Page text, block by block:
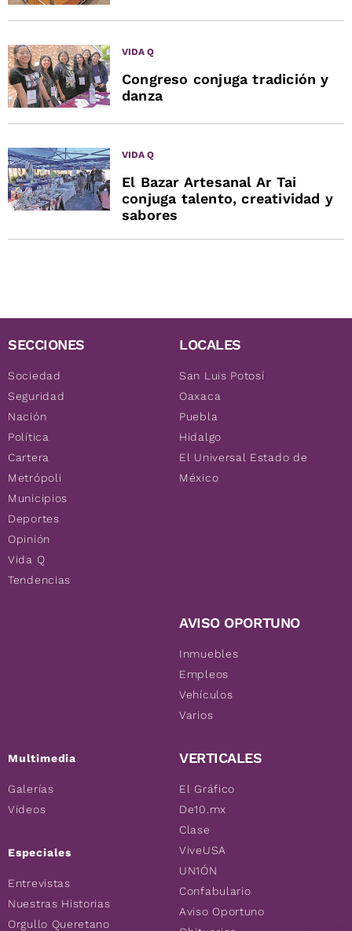
VIDA Q
Congreso conjuga tradición y
danza
VIDA Q
El Bazar Artesanal Ar Tai
conjuga talento, creatividad y
sabores
SECCIONES
Sociedad
Seguridad
Nación
Política
Cartera
Metrópoli
Municipios
Deportes
Opinión
Vida Q
Tendencias
Multimedia
Galerías
Videos
Especiales
Entrevistas
Nuestras Historias
Orgullo Queretano
LOCALES
San Luis Potosí
Oaxaca
Puebla
Hidalgo
El Universal Estado de
México
AVISO OPORTUNO
Inmuebles
Empleos
Vehículos
Varios
VERTICALES
El Gráfico
De10.mx
Clase
ViveUSA
UN1ÓN
Confabulario
Aviso Oportuno